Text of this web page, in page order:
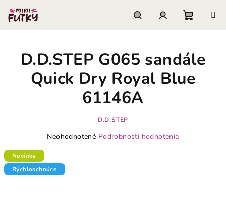
obsah
košík
D.D.STEP G065 sandále
Quick Dry Royal Blue
61146A
D.D.STEP
Priemerné
je
0,0
Neohodnotené Podrobnosti hodnotenia
Novinka
Rýchloschnúce